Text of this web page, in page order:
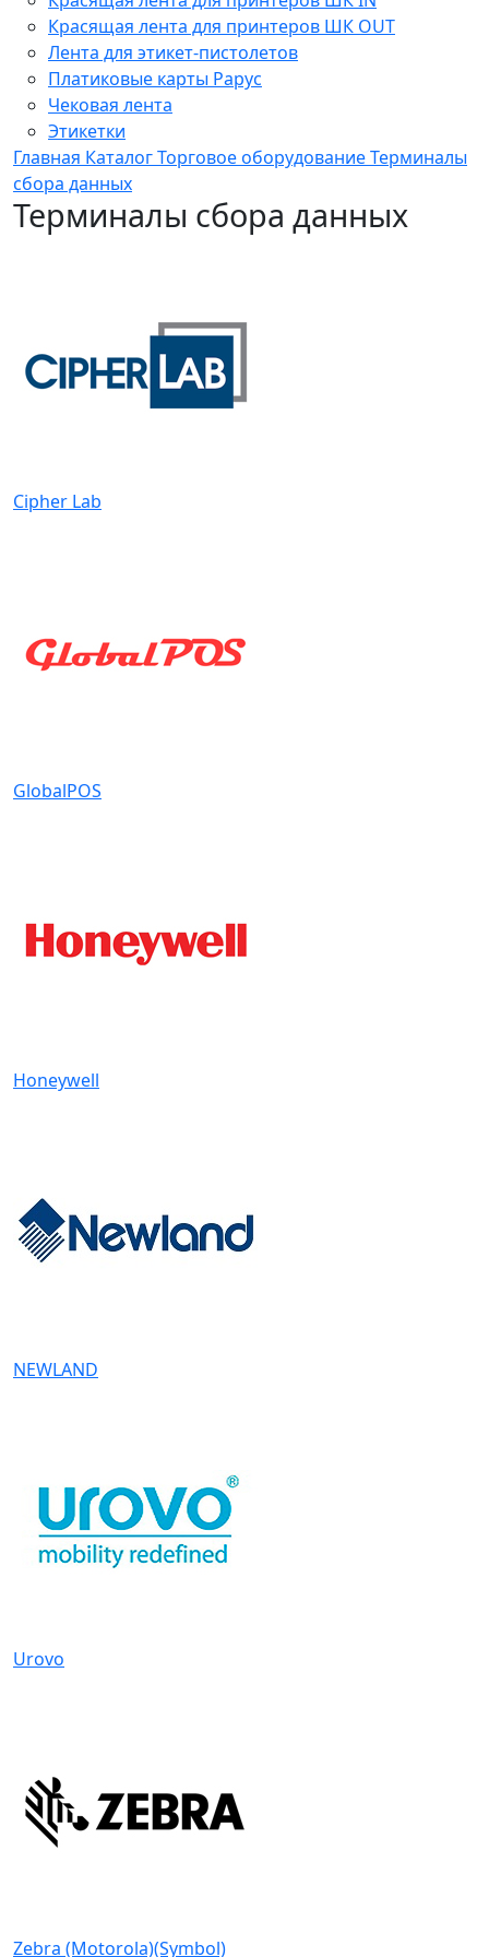
Красящая лента для принтеров ШК OUT
Лента для этикет-пистолетов
Платиковые карты Рарус
Чековая лента
Этикетки
Главная КаталогТорговое оборудованиеТерминалы
сбора данных
Терминалы сбора данных
Cipher Lab
GlobalPOS
Honeywell
NEWLAND
Urovo
Zebra (Motorola)(Symbol)